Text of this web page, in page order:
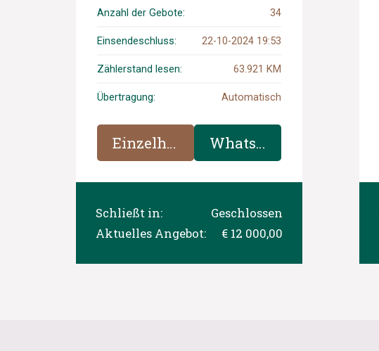
Anzahl der Gebote: 34
Einsendeschluss: 22-10-2024 19:53
Zählerstand lesen: 63.921 KM
Übertragung: Automatisch
Einzelheiten WhatsApp
Schließt in:
Geschlossen
Aktuelles Angebot:
€ 12 000,00